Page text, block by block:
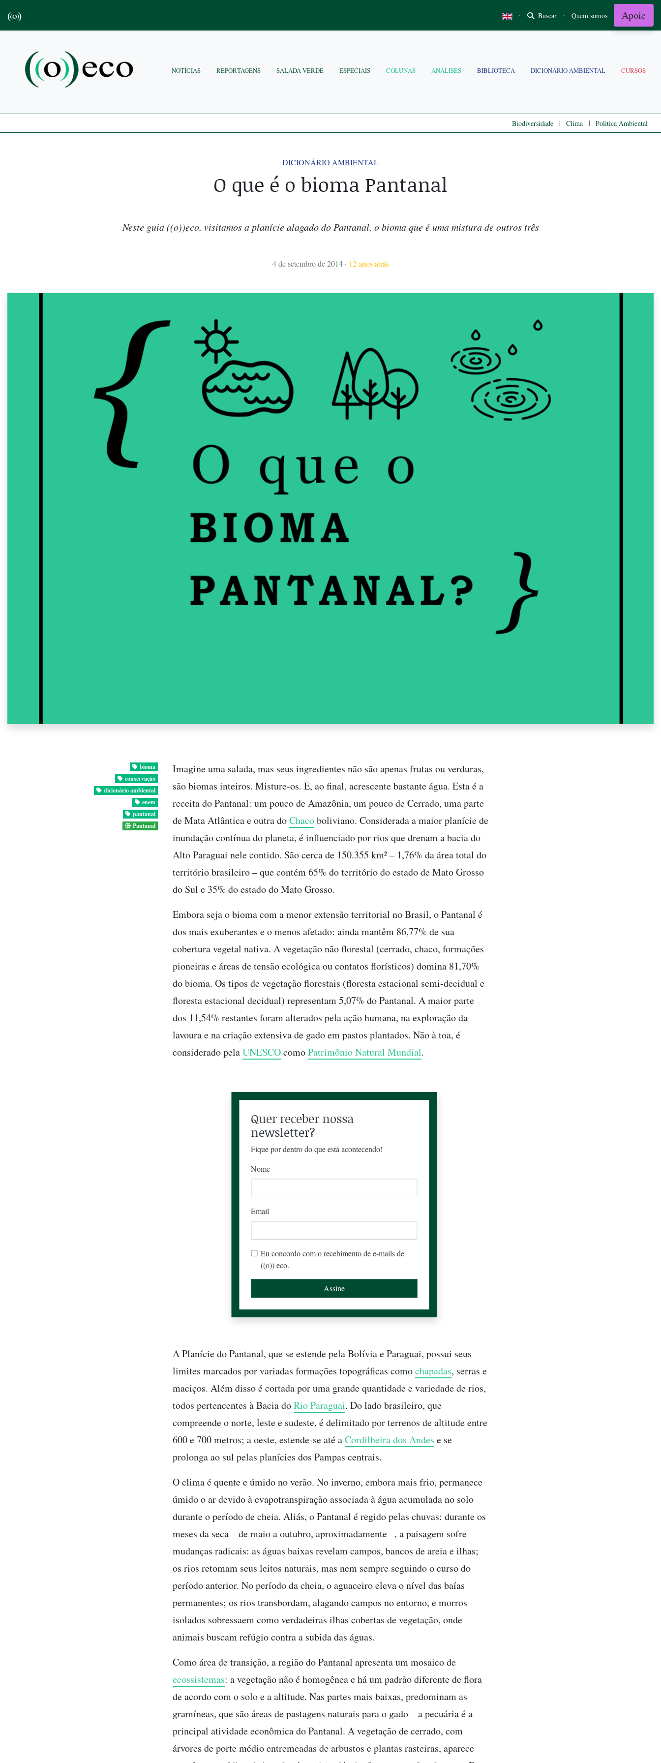
· Buscar · Quem somos Apoie
NOTÍCIAS REPORTAGENS SALADA VERDE ESPECIAIS COLUNAS ANÁLISES BIBLIOTECA DICIONÁRIO AMBIENTAL CURSOS
Biodiversidade | Clima | Politica Ambiental
DICIONÁRIO AMBIENTAL
O que é o bioma Pantanal
Neste guia ((o))eco, visitamos a planície alagado do Pantanal, o bioma que é uma mistura de outros três
4 de setembro de 2014 · 12 anos atrás
bioma
conservação
dicionário ambiental
enem
pantanal
Pantanal
Imagine uma salada, mas seus ingredientes não são apenas frutas ou verduras,
são biomas inteiros. Misture-os. E, ao final, acrescente bastante água. Esta é a
receita do Pantanal: um pouco de Amazônia, um pouco de Cerrado, uma parte
de Mata Atlântica e outra doChacoboliviano. Considerada a maior planície de
inundação contínua do planeta, é influenciado por rios que drenam a bacia do
Alto Paraguai nele contido. São cerca de 150.355 km² – 1,76% da área total do
território brasileiro – que contém 65% do território do estado de Mato Grosso
do Sul e 35% do estado do Mato Grosso.
Embora seja o bioma com a menor extensão territorial no Brasil, o Pantanal é
dos mais exuberantes e o menos afetado: ainda mantêm 86,77% de sua
cobertura vegetal nativa. A vegetação não florestal (cerrado, chaco, formações
pioneiras e áreas de tensão ecológica ou contatos florísticos) domina 81,70%
do bioma. Os tipos de vegetação florestais (floresta estacional semi-decidual e
floresta estacional decidual) representam 5,07% do Pantanal. A maior parte
dos 11,54% restantes foram alterados pela ação humana, na exploração da
lavoura e na criação extensiva de gado em pastos plantados. Não à toa, é
considerado pelaUNESCOcomoPatrimônio Natural Mundial.
Quer receber nossa
newsletter?
Fique por dentro do que está acontecendo!
Nome
Email
Eu concordo com o recebimento de e-mails de
((o)) eco.
A Planície do Pantanal, que se estende pela Bolívia e Paraguai, possui seus
limites marcados por variadas formações topográficas comochapadas, serras e
maciços. Além disso é cortada por uma grande quantidade e variedade de rios,
todos pertencentes à Bacia doRio Paraguai. Do lado brasileiro, que
compreende o norte, leste e sudeste, é delimitado por terrenos de altitude entre
600 e 700 metros; a oeste, estende-se até aCordilheira dos Andes e se
prolonga ao sul pelas planícies dos Pampas centrais.
O clima é quente e úmido no verão. No inverno, embora mais frio, permanece
úmido o ar devido à evapotranspiração associada à água acumulada no solo
durante o período de cheia. Aliás, o Pantanal é regido pelas chuvas: durante os
meses da seca – de maio a outubro, aproximadamente –, a paisagem sofre
mudanças radicais: as águas baixas revelam campos, bancos de areia e ilhas;
os rios retomam seus leitos naturais, mas nem sempre seguindo o curso do
período anterior. No período da cheia, o aguaceiro eleva o nível das baías
permanentes; os rios transbordam, alagando campos no entorno, e morros
isolados sobressaem como verdadeiras ilhas cobertas de vegetação, onde
animais buscam refúgio contra a subida das águas.
Como área de transição, a região do Pantanal apresenta um mosaico de
ecossistemas: a vegetação não é homogênea e há um padrão diferente de flora
de acordo com o solo e a altitude. Nas partes mais baixas, predominam as
gramíneas, que são áreas de pastagens naturais para o gado – a pecuária é a
principal atividade econômica do Pantanal. A vegetação de cerrado, com
árvores de porte médio entremeadas de arbustos e plantas rasteiras, aparece